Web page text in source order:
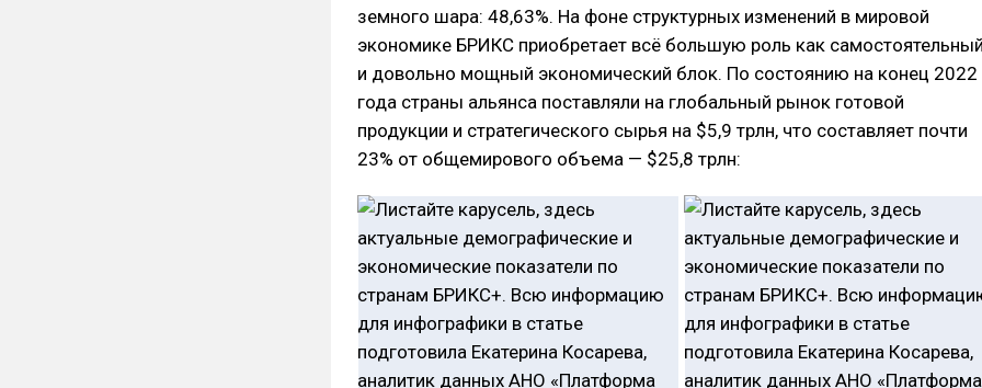
земного шара: 48,63%. На фоне структурных изменений в мировой
экономике БРИКС приобретает всё большую роль как
и довольно мощный экономический блок. По состоянию на конец 2022
года страны альянса поставляли на глобальный рынок готовой
продукции и стратегического сырья на $5,9 трлн, что составляет почти
23% от общемирового объема — $25,8 трлн: